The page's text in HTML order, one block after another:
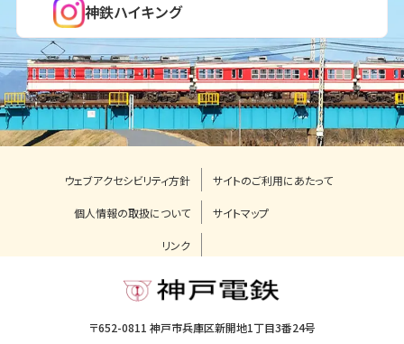
神鉄ハイキング
〒652-0811 神戸市兵庫区新開地1丁目3番24号
ウェブアクセシビリティ方針 サイトのご利用にあたって
個人情報の取扱について サイトマップ
リンク